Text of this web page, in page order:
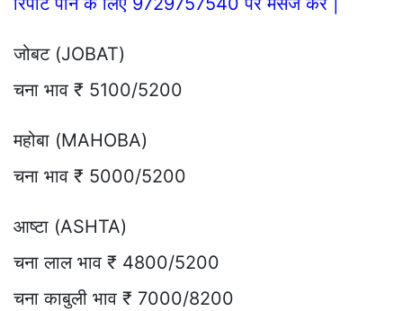
जोबट (JOBAT)
चना भाव ₹ 5100/5200
महोबा (MAHOBA)
चना भाव ₹ 5000/5200
आष्टा (ASHTA)
चना लाल भाव ₹ 4800/5200
चना काबुली भाव ₹ 7000/8200